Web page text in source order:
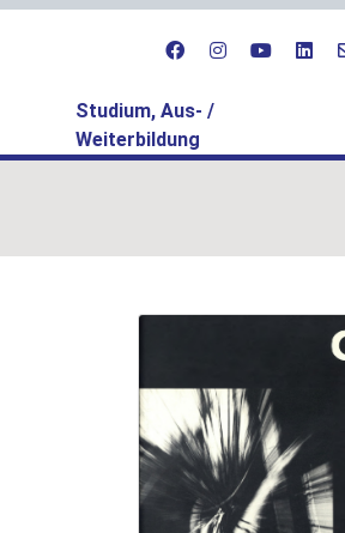
Studium, Aus- /
Weiterbildung